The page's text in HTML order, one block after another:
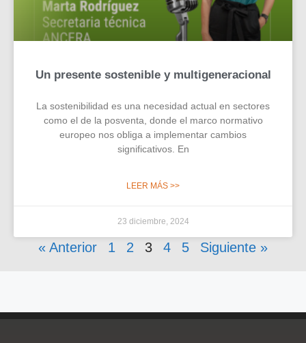
Un presente sostenible y multigeneracional
La sostenibilidad es una necesidad actual en sectores
como el de la posventa, donde el marco normativo
europeo nos obliga a implementar cambios
significativos. En
LEER MÁS >>
23 diciembre, 2024
« Anterior 1 2 3 4 5 Siguiente »